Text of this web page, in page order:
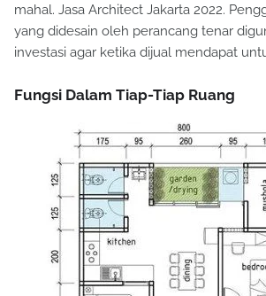
mahal. Jasa Architect Jakarta 2022.
yang didesain oleh perancang tenar
investasi agar ketika dijual mendapat
Fungsi Dalam Tiap-Tiap Ruang